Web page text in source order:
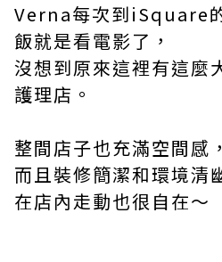
Verna每次到iSquare
飯就是看電影了，
沒想到原來這裡有這麼
護理店。
整間店子也充滿空間感，
而且裝修簡潔和環境清
在店內走動也很自在～